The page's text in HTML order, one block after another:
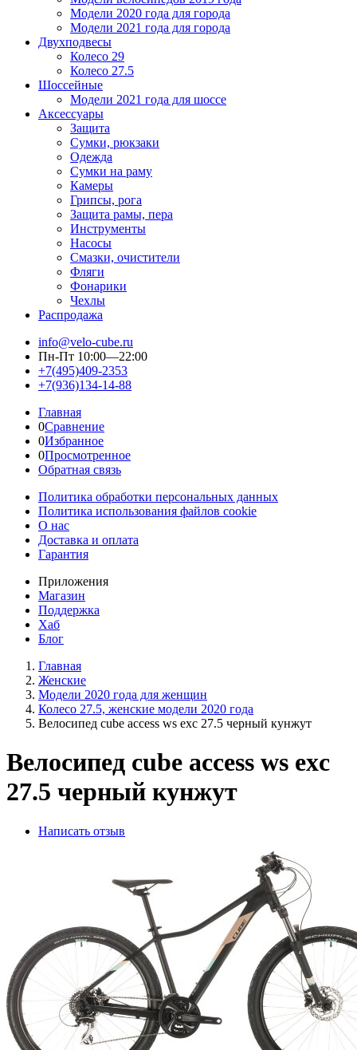
Модели 2020 года для города
Модели 2021 года для города
Двухподвесы
Колесо 29
Колесо 27.5
Шоссейные
Модели 2021 года для шоссе
Аксессуары
Защита
Сумки, рюкзаки
Одежда
Сумки на раму
Камеры
Грипсы, рога
Защита рамы, пера
Инструменты
Насосы
Смазки, очистители
Фляги
Фонарики
Чехлы
Распродажа
info@velo-cube.ru
Пн-Пт 10:00—22:00
+7(495)409-2353
+7(936)134-14-88
Главная
0Сравнение
0Избранное
0Просмотренное
Обратная связь
Политика обработки персональных данных
Политика использования файлов cookie
О нас
Доставка и оплата
Гарантия
Приложения
Магазин
Поддержка
Хаб
Блог
Главная
Женскиe
Модели 2020 года для женщин
Колесо 27.5, женские модели 2020 года
Велосипед cube access ws exc 27.5 черный кунжут
Велосипед cube access ws exc
27.5 черный кунжут
Написать отзыв